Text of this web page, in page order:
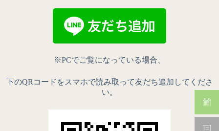
※PCでご覧になっている場合、
下のQRコードをスマホで読み取って友だち追加してくださ
い。